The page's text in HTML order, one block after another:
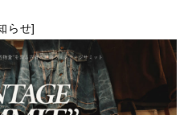
らせ]